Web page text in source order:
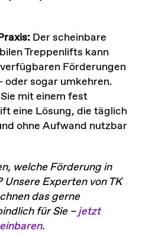
Der scheinbare
Treppenlifts kann
Förderungen
oder sogar umkehren.
mit einem fest
eine Lösung, die täglich
ohne Aufwand nutzbar
welche Förderung in
Experten von TK
das gerne
für Sie –jetzt
.